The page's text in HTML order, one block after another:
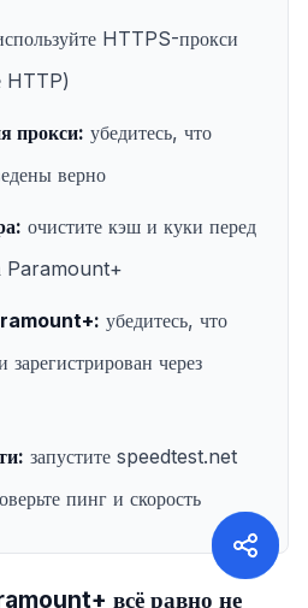
HTTPS-прокси
HTTP)
прокси: убедитесь, что
верно
очистите кэш и куки перед
Paramount+
убедитесь, что
зарегистрирован через
запустите speedtest.net
пинг и скорость
всё равно не